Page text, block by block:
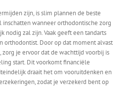
zijn, is slim plannen de beste
inschatten wanneer orthodontische zorg
nodig zal zijn. Vaak geeft een tandarts
orthodontist. Door op dat moment alvast
je ervoor dat de wachttijd voorbij is
start. Dit voorkomt financiële
draait het om vooruitdenken en
zodat je verzekerd bent op